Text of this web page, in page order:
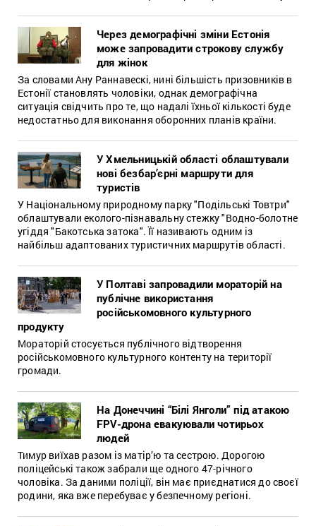
Через демографічні зміни Естонія
може запровадити строкову службу
для жінок
За словами Ану Раннавескі, нині більшість призовників в
Естонії становлять чоловіки, однак демографічна
ситуація свідчить про те, що надалі їхньої кількості буде
недостатньо для виконання оборонних планів країни.
У Хмельницькій області облаштували
нові безбар’єрні маршрути для
туристів
У Національному природному парку "Подільські Товтри"
облаштували еколого-пізнавальну стежку "Водно-болотне
угіддя "Бакотська затока". Її називають одним із
найбільш адаптованих туристичних маршрутів області.
У Полтаві запровадили мораторій на
публічне використання
російськомовного культурного
продукту
Мораторій стосується публічного відтворення
російськомовного культурного контенту на території
громади.
На Донеччині “Білі Янголи” під атакою
FPV-дрона евакуювали чотирьох
людей
Тимур виїхав разом із матір’ю та сестрою. Дорогою
поліцейські також забрали ще одного 47-річного
чоловіка. За даними поліції, він має приєднатися до своєї
родини, яка вже перебуває у безпечному регіоні.